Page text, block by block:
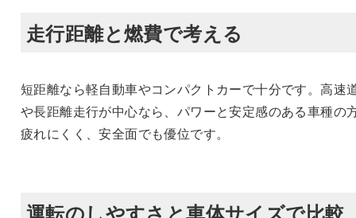
走行距離と燃費で考える
短距離なら軽自動車やコンパクトカーで十分です。高速
や長距離走行が中心なら、パワーと安定感のある車種の
疲れにくく、安全面でも優位です。
運転のしやすさと車体サイズで比較